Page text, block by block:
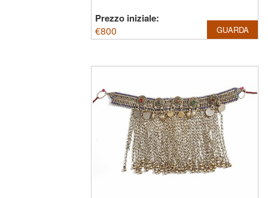
Prezzo iniziale:
€800 GUARDA